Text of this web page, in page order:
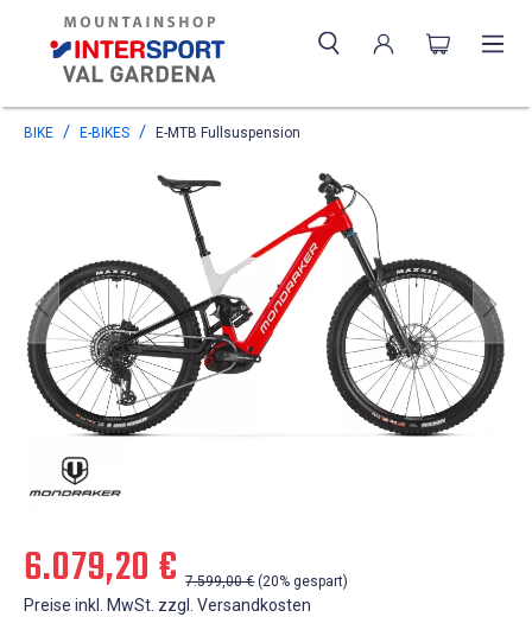
BIKE E-BIKES E-MTB Fullsuspension
6.079,20 € 7.599,00 € (20% gespart)
Preise inkl. MwSt. zzgl. Versandkosten